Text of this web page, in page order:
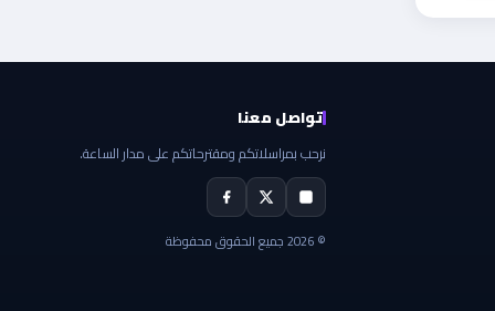
تواصل معنا
نرحب بمراسلاتكم ومقترحاتكم على مدار الساعة.
© 2026 جميع الحقوق محفوظة